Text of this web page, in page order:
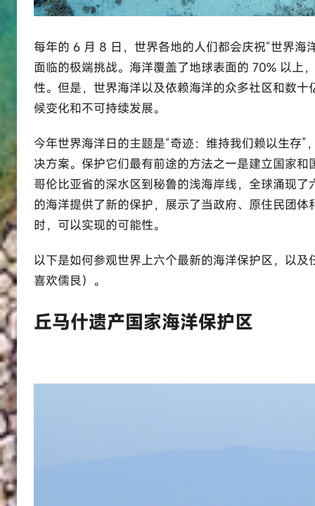
每年的 6 月 8 日，世界各地的人们都会庆祝“世界海
面临的极端挑战。海洋覆盖了地球表面的 70% 以上
性。但是，世界海洋以及依赖海洋的众多社区和数
候变化和不可持续发展。
今年世界海洋日的主题是“奇迹：维持我们赖以生存
决方案。保护它们最有前途的方法之一是建立国家
哥伦比亚省的深水区到秘鲁的浅海岸线，全球涌现
的海洋提供了新的保护，展示了当政府、原住民团
时，可以实现的可能性。
以下是如何参观世界上六个最新的海洋保护区，以
喜欢儒艮）。
丘马什遗产国家海洋保护区